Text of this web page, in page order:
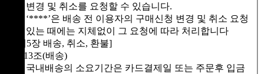
청 변경 및 취소를 요청할 수 있습니다.
③ ‘****’은 배송 전 이용자의 구매신청 변경 및 취소 요청
이 있는 때에는 지체없이 그 요청에 따라 처리합니다
[제5장 배송, 취소, 환불]
제13조(배송)
① 국내배송의 소요기간은 카드결제일 또는 주문후 입금